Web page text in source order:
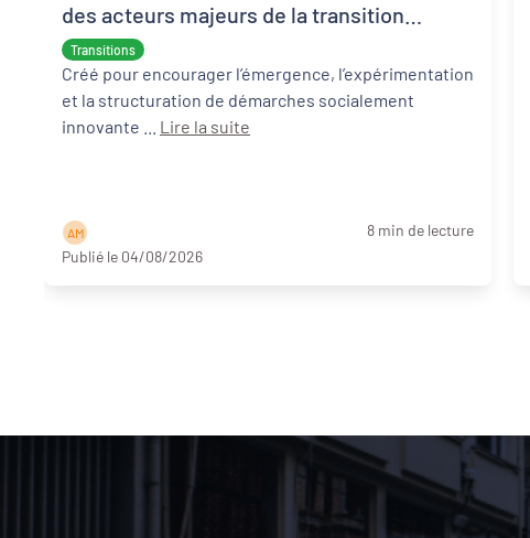
Transitions
des acteurs majeurs de la transition
écologique et sociale
Créé pour encourager l’émergence, l’expérimentation
et la structuration de démarches socialement
Lire la suite
A M
8 min de lecture
Publié le 04/08/2026